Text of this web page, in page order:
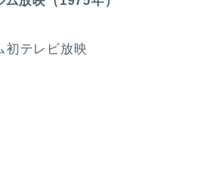
初テレビ放映